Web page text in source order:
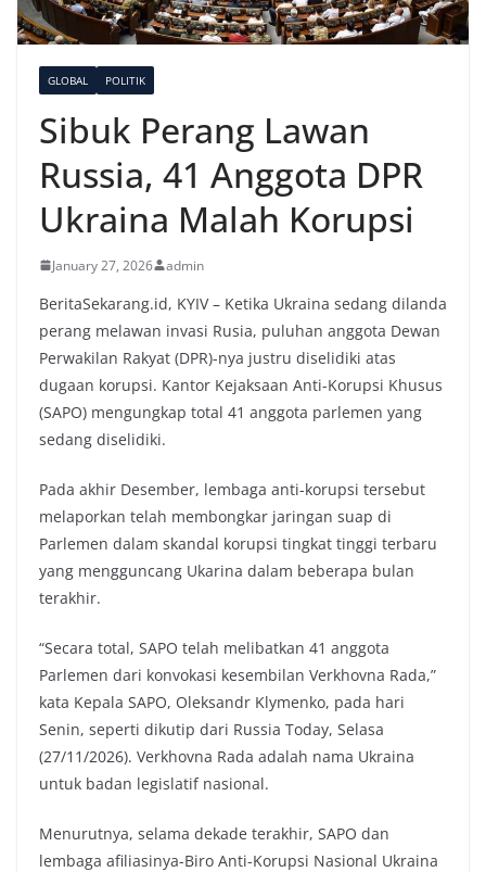
GLOBAL POLITIK
Sibuk Perang Lawan
Russia, 41 Anggota DPR
Ukraina Malah Korupsi
January 27, 2026 admin
BeritaSekarang.id, KYIV – Ketika Ukraina sedang dilanda
perang melawan invasi Rusia, puluhan anggota Dewan
Perwakilan Rakyat (DPR)-nya justru diselidiki atas
dugaan korupsi. Kantor Kejaksaan Anti-Korupsi Khusus
(SAPO) mengungkap total 41 anggota parlemen yang
sedang diselidiki.
Pada akhir Desember, lembaga anti-korupsi tersebut
melaporkan telah membongkar jaringan suap di
Parlemen dalam skandal korupsi tingkat tinggi terbaru
yang mengguncang Ukarina dalam beberapa bulan
terakhir.
“Secara total, SAPO telah melibatkan 41 anggota
Parlemen dari konvokasi kesembilan Verkhovna Rada,”
kata Kepala SAPO, Oleksandr Klymenko, pada hari
Senin, seperti dikutip dari Russia Today, Selasa
(27/11/2026). Verkhovna Rada adalah nama Ukraina
untuk badan legislatif nasional.
Menurutnya, selama dekade terakhir, SAPO dan
lembaga afiliasinya-Biro Anti-Korupsi Nasional Ukraina